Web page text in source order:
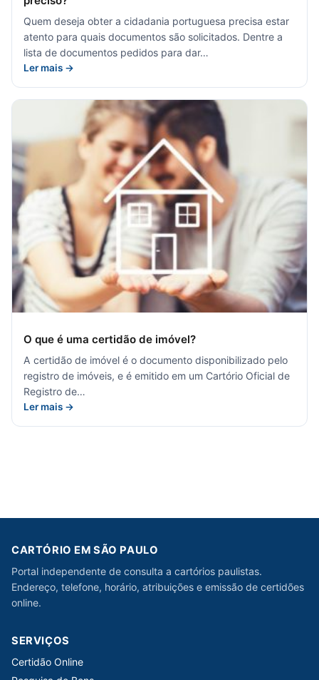
Quem deseja obter a cidadania portuguesa precisa estar
atento para quais documentos são solicitados. Dentre a
lista de documentos pedidos para dar…
Ler mais →
O que é uma certidão de imóvel?
A certidão de imóvel é o documento disponibilizado pelo
registro de imóveis, e é emitido em um Cartório Oficial de
Registro de…
Ler mais →
CARTÓRIO EM SÃO PAULO
Portal independente de consulta a cartórios paulistas.
Endereço, telefone, horário, atribuições e emissão de certidões
online.
SERVIÇOS
Certidão Online